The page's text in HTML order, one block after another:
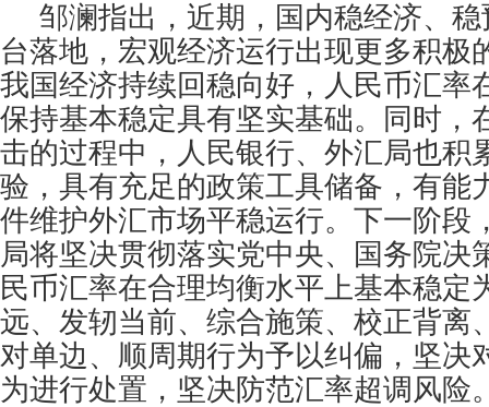
邹澜指出，近期，国内稳经济、
台落地，宏观经济运行出现更多积极
我国经济持续回稳向好，人民币汇率
保持基本稳定具有坚实基础。同时，
击的过程中，人民银行、外汇局也积
验，具有充足的政策工具储备，有能
件维护外汇市场平稳运行。下一阶段
局将坚决贯彻落实党中央、国务院决
民币汇率在合理均衡水平上基本稳定
远、发轫当前、综合施策、校正背离
对单边、顺周期行为予以纠偏，坚决
为进行处置，坚决防范汇率超调风险